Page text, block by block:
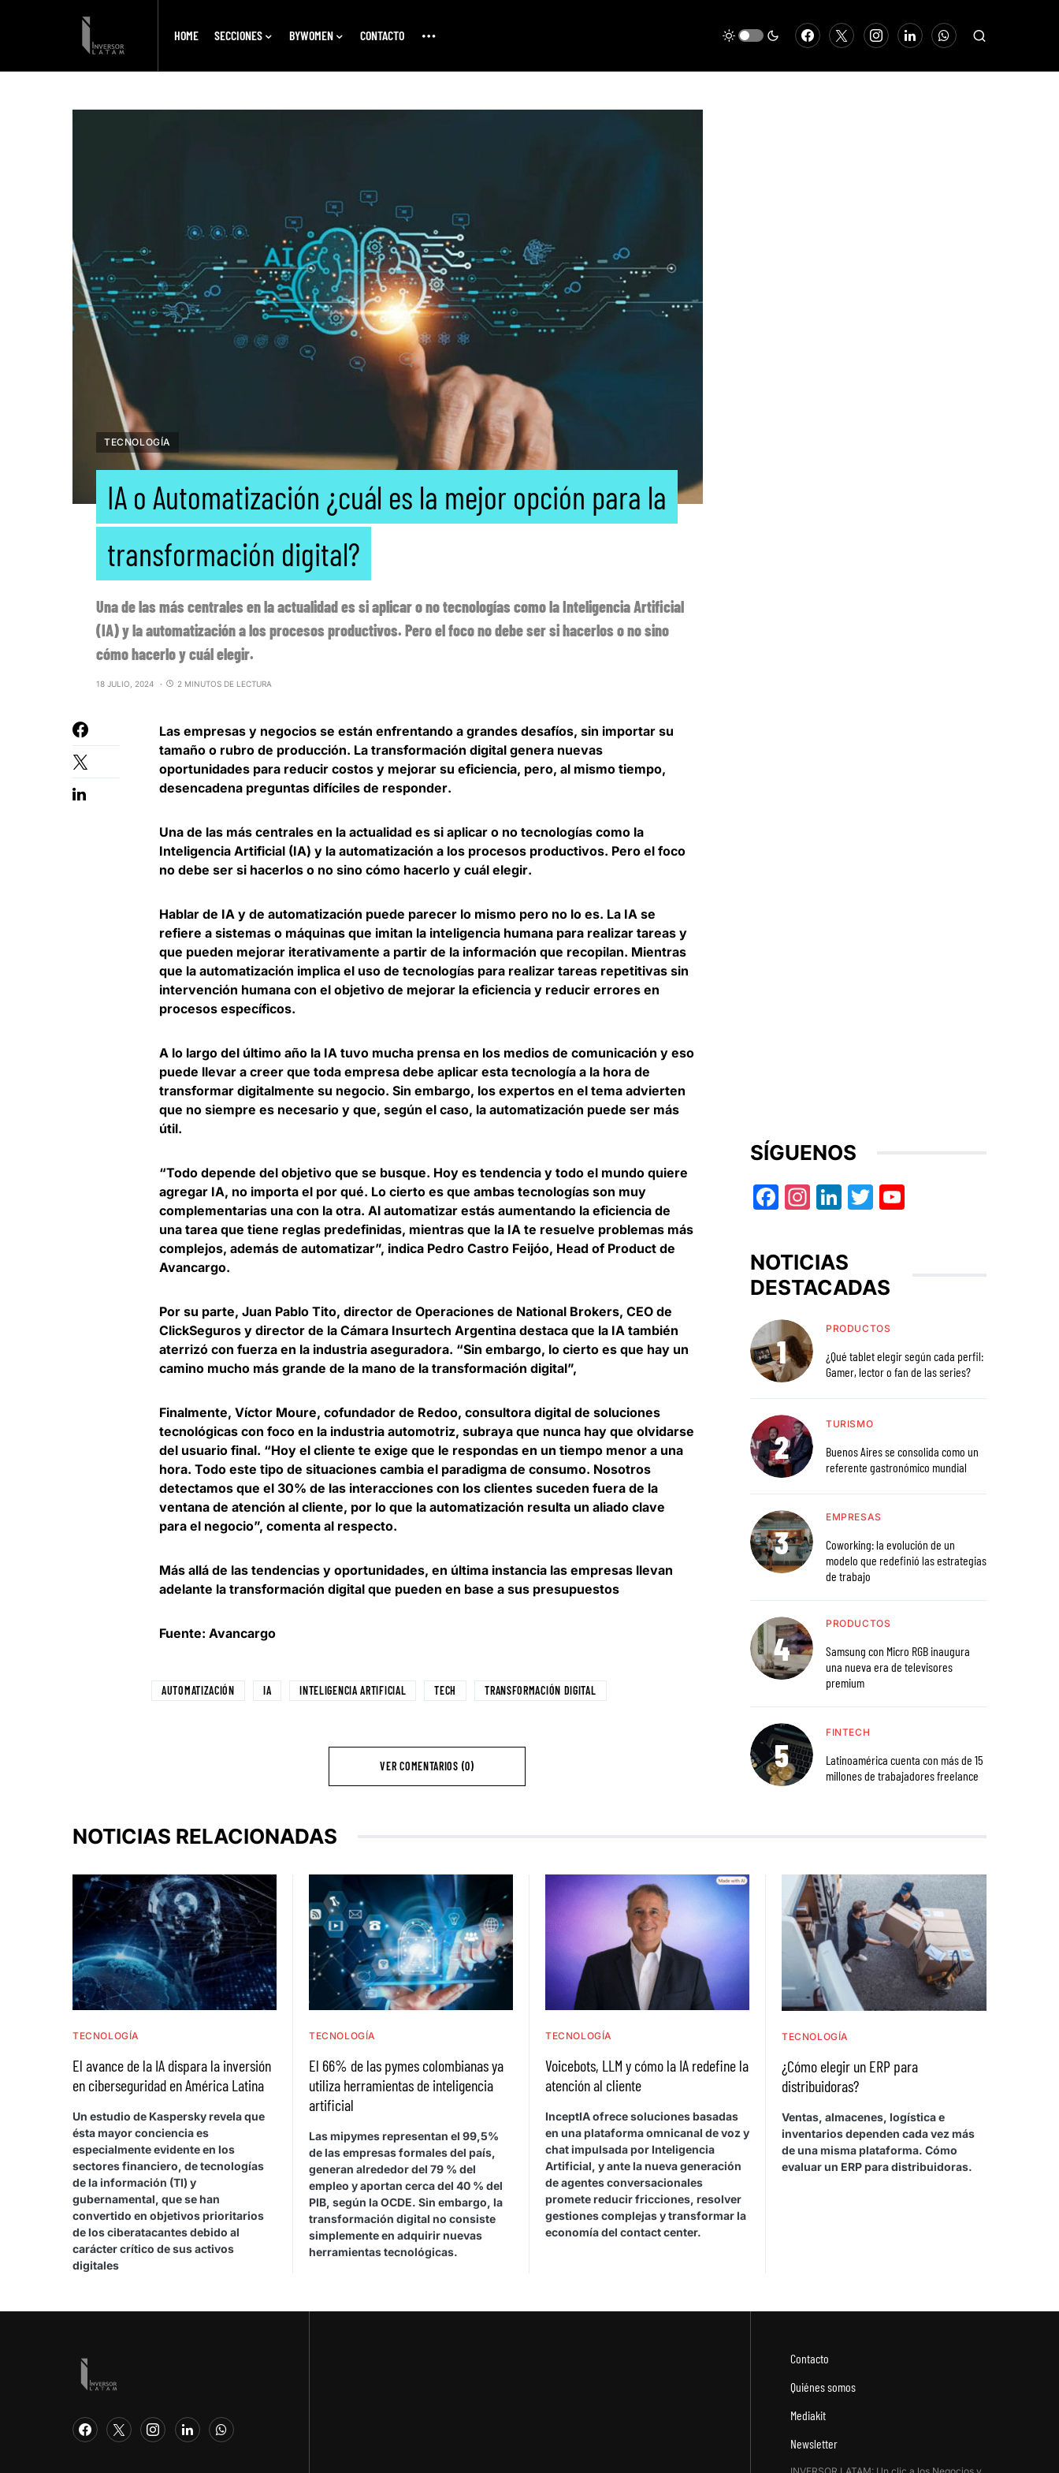
HOME SECCIONES BYWOMEN CONTACTO
TECNOLOGÍA
IA o Automatización ¿cuál es la mejor opción para la
transformación digital?
Una de las más centrales en la actualidad es si aplicar o no tecnologías como la Inteligencia Artificial
(IA) y la automatización a los procesos productivos. Pero el foco no debe ser si hacerlos o no sino
cómo hacerlo y cuál elegir.
18 JULIO, 2024 2 MINUTOS DE LECTURA
Las empresas y negocios se están enfrentando a grandes desafíos, sin importar su
tamaño o rubro de producción. La transformación digital genera nuevas
oportunidades para reducir costos y mejorar su eficiencia, pero, al mismo tiempo,
desencadena preguntas difíciles de responder.
Una de las más centrales en la actualidad es si aplicar o no tecnologías como la
Inteligencia Artificial (IA) y la automatización a los procesos productivos. Pero el foco
no debe ser si hacerlos o no sino cómo hacerlo y cuál elegir.
Hablar de IA y de automatización puede parecer lo mismo pero no lo es. La IA se
refiere a sistemas o máquinas que imitan la inteligencia humana para realizar tareas y
que pueden mejorar iterativamente a partir de la información que recopilan. Mientras
que la automatización implica el uso de tecnologías para realizar tareas repetitivas sin
intervención humana con el objetivo de mejorar la eficiencia y reducir errores en
procesos específicos.
A lo largo del último año la IA tuvo mucha prensa en los medios de comunicación y eso
puede llevar a creer que toda empresa debe aplicar esta tecnología a la hora de
transformar digitalmente su negocio. Sin embargo, los expertos en el tema advierten
que no siempre es necesario y que, según el caso, la automatización puede ser más
útil.
“Todo depende del objetivo que se busque. Hoy es tendencia y todo el mundo quiere
agregar IA, no importa el por qué. Lo cierto es que ambas tecnologías son muy
complementarias una con la otra. Al automatizar estás aumentando la eficiencia de
una tarea que tiene reglas predefinidas, mientras que la IA te resuelve problemas más
complejos, además de automatizar”, indica Pedro Castro Feijóo, Head of Product de
Avancargo.
Por su parte, Juan Pablo Tito, director de Operaciones de National Brokers, CEO de
ClickSeguros y director de la Cámara Insurtech Argentina destaca que la IA también
aterrizó con fuerza en la industria aseguradora. “Sin embargo, lo cierto es que hay un
camino mucho más grande de la mano de la transformación digital”,
Finalmente, Víctor Moure, cofundador de Redoo, consultora digital de soluciones
tecnológicas con foco en la industria automotriz, subraya que nunca hay que olvidarse
del usuario final. “Hoy el cliente te exige que le respondas en un tiempo menor a una
hora. Todo este tipo de situaciones cambia el paradigma de consumo. Nosotros
detectamos que el 30% de las interacciones con los clientes suceden fuera de la
ventana de atención al cliente, por lo que la automatización resulta un aliado clave
para el negocio”, comenta al respecto.
Más allá de las tendencias y oportunidades, en última instancia las empresas llevan
adelante la transformación digital que pueden en base a sus presupuestos
Fuente: Avancargo
AUTOMATIZACIÓN IA INTELIGENCIA ARTIFICIAL TECH TRANSFORMACIÓN DIGITAL
VER COMENTARIOS (0)
SÍGUENOS
Facebook
Instagram
LinkedIn
Twitter
NOTICIAS
DESTACADAS
PRODUCTOS
¿Qué tablet elegir según cada perfil:
Gamer, lector o fan de las series?
TURISMO
Buenos Aires se consolida como un
referente gastronómico mundial
EMPRESAS
Coworking: la evolución de un
modelo que redefinió las estrategias
de trabajo
PRODUCTOS
Samsung con Micro RGB inaugura
una nueva era de televisores
premium
FINTECH
Latinoamérica cuenta con más de 15
millones de trabajadores freelance
NOTICIAS RELACIONADAS
TECNOLOGÍA
El avance de la IA dispara la inversión
en ciberseguridad en América Latina
Un estudio de Kaspersky revela que
ésta mayor conciencia es
especialmente evidente en los
sectores financiero, de tecnologías
de la información (TI) y
gubernamental, que se han
convertido en objetivos prioritarios
de los ciberatacantes debido al
carácter crítico de sus activos
digitales
TECNOLOGÍA
El 66% de las pymes colombianas ya
utiliza herramientas de inteligencia
artificial
Las mipymes representan el 99,5%
de las empresas formales del país,
generan alrededor del 79 % del
empleo y aportan cerca del 40 % del
PIB, según la OCDE. Sin embargo, la
transformación digital no consiste
simplemente en adquirir nuevas
herramientas tecnológicas.
TECNOLOGÍA
Voicebots, LLM y cómo la IA redefine la
atención al cliente
InceptIA ofrece soluciones basadas
en una plataforma omnicanal de voz y
chat impulsada por Inteligencia
Artificial, y ante la nueva generación
de agentes conversacionales
promete reducir fricciones, resolver
gestiones complejas y transformar la
economía del contact center.
TECNOLOGÍA
¿Cómo elegir un ERP para
distribuidoras?
Ventas, almacenes, logística e
inventarios dependen cada vez más
de una misma plataforma. Cómo
evaluar un ERP para distribuidoras.
Contacto
Quiénes somos
Mediakit
Newsletter